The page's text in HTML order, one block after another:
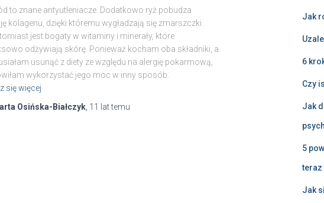
to znane antyutleniacze. Dodatkowo ryż pobudza
kolagenu, dzięki któremu wygładzają się zmarszczki.
jest bogaty w witaminy i minerały, które
odżywiają skórę. Ponieważ kocham oba składniki, a
usunąć z diety ze względu na alergię pokarmową,
wykorzystać jego moc w inny sposób.
się więcej
Osińska-Białczyk 11 lattemu
Jak
6
Czy
Jak
5
teraz
Jak